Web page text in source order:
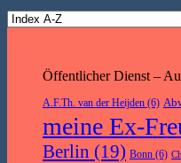
Öffentlicher Dienst –
A.F.Th. van der Heijden (6)
meine Ex-
Berlin (19) Bonn (6)